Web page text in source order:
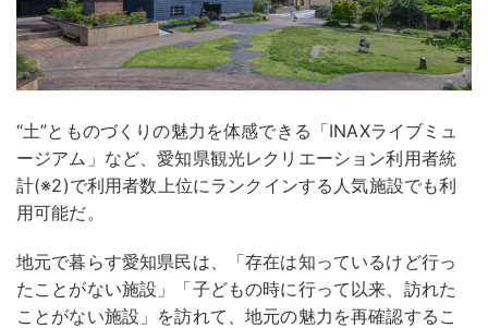
“土”とものづくりの魅力を体感できる「INAXライブミュ
ージアム」など、愛知県観光レクリエーション利用者統
計(※2)で利用者数上位にランクインする人気施設でも利
用可能だ。
地元で暮らす愛知県民は、「存在は知っているけど行っ
たことがない施設」「子どもの時に行って以来、訪れた
ことがない施設」を訪れて、地元の魅力を再確認するこ